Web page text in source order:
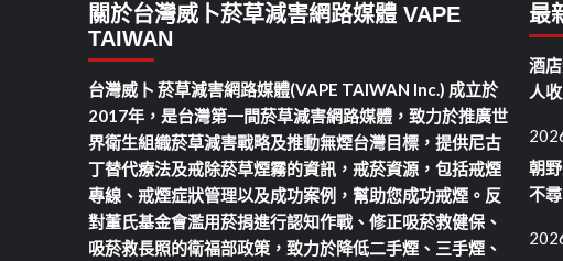
關於台灣威卜菸草減害網路媒體 VAPE
TAIWAN
台灣威卜 菸草減害網路媒體(VAPE TAIWAN Inc.) 成立於
2017年，是台灣第一間菸草減害網路媒體，致力於推廣世
界衛生組織菸草減害戰略及推動無煙台灣目標，提供尼古
丁替代療法及戒除菸草煙霧的資訊，戒菸資源，包括戒煙
專線、戒煙症狀管理以及成功案例，幫助您成功戒煙。反
對董氏基金會濫用菸捐進行認知作戰、修正吸菸救健保、
吸菸救長照的衛福部政策，致力於降低二手煙、三手煙、
最
酒
人
朝
不